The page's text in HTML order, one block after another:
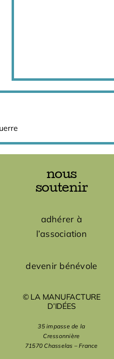
nous
soutenir
adhérer à
l’association
devenir bénévole
© LA MANUFACTURE
D’IDÉES
35 impasse de la
Cressonnière
71570 Chasselas – France